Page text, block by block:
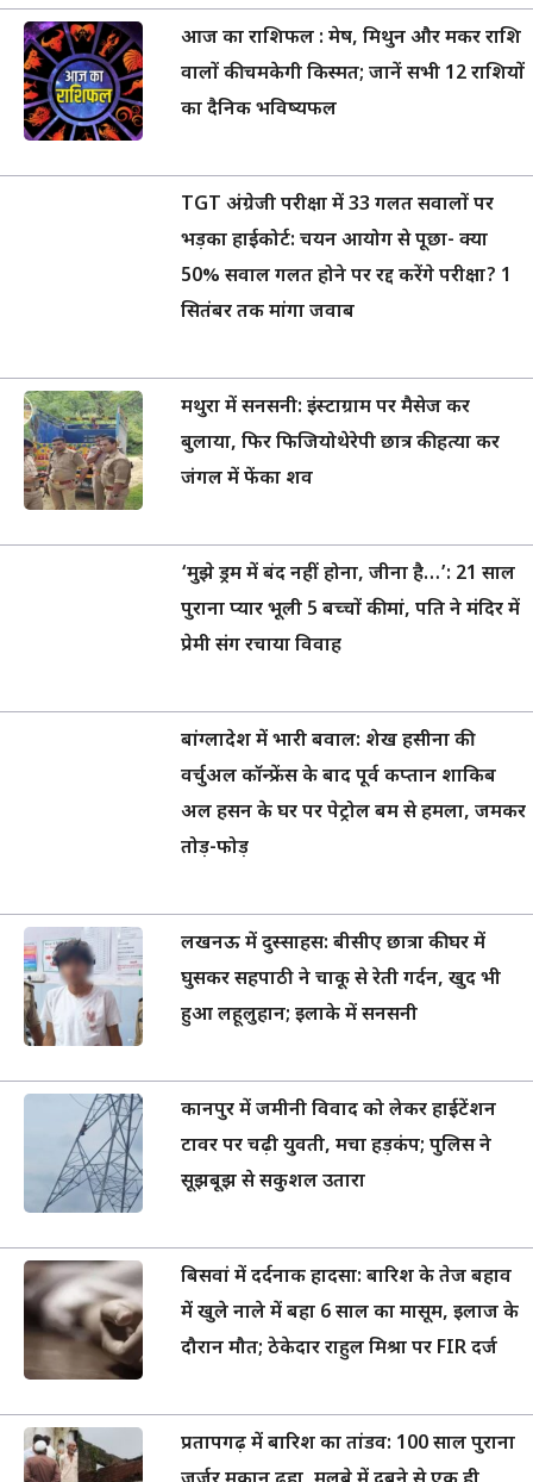
आज का राशिफल : मेष, मिथुन और मकर राशि
वालों की चमकेगी किस्मत; जानें सभी 12 राशियों
का दैनिक भविष्यफल
TGT अंग्रेजी परीक्षा में 33 गलत सवालों पर
भड़का हाईकोर्ट: चयन आयोग से पूछा- क्या
50% सवाल गलत होने पर रद्द करेंगे परीक्षा? 1
सितंबर तक मांगा जवाब
मथुरा में सनसनी: इंस्टाग्राम पर मैसेज कर
बुलाया, फिर फिजियोथेरेपी छात्र की हत्या कर
जंगल में फेंका शव
‘मुझे ड्रम में बंद नहीं होना, जीना है…’: 21 साल
पुराना प्यार भूली 5 बच्चों की मां, पति ने मंदिर में
प्रेमी संग रचाया विवाह
बांग्लादेश में भारी बवाल: शेख हसीना की
वर्चुअल कॉन्फ्रेंस के बाद पूर्व कप्तान शाकिब
अल हसन के घर पर पेट्रोल बम से हमला, जमकर
तोड़-फोड़
लखनऊ में दुस्साहस: बीसीए छात्रा की घर में
घुसकर सहपाठी ने चाकू से रेती गर्दन, खुद भी
हुआ लहूलुहान; इलाके में सनसनी
कानपुर में जमीनी विवाद को लेकर हाईटेंशन
टावर पर चढ़ी युवती, मचा हड़कंप; पुलिस ने
सूझबूझ से सकुशल उतारा
बिसवां में दर्दनाक हादसा: बारिश के तेज बहाव
में खुले नाले में बहा 6 साल का मासूम, इलाज के
दौरान मौत; ठेकेदार राहुल मिश्रा पर FIR दर्ज
प्रतापगढ़ में बारिश का तांडव: 100 साल पुराना